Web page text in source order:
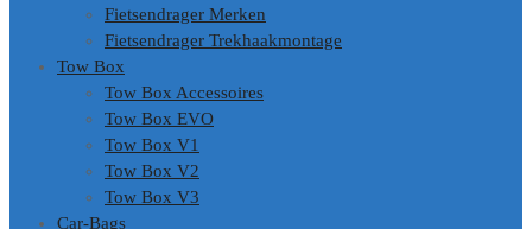
Fietsendrager Merken
Fietsendrager Trekhaakmontage
Tow Box
Tow Box Accessoires
Tow Box EVO
Tow Box V1
Tow Box V2
Tow Box V3
Car-Bags